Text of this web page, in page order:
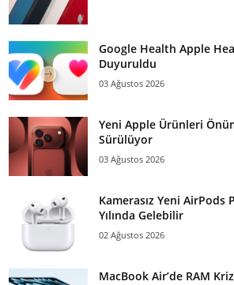
Google Health Apple
Duyuruldu
03 Ağustos 2026
Yeni Apple Ürünleri
Sürülüyor
03 Ağustos 2026
Kamerasız Yeni AirPods
Yılında Gelebilir
02 Ağustos 2026
MacBook Air’de RAM